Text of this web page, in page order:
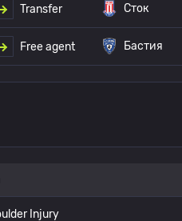
Transfer Сток
Free agent Бастия
Injury